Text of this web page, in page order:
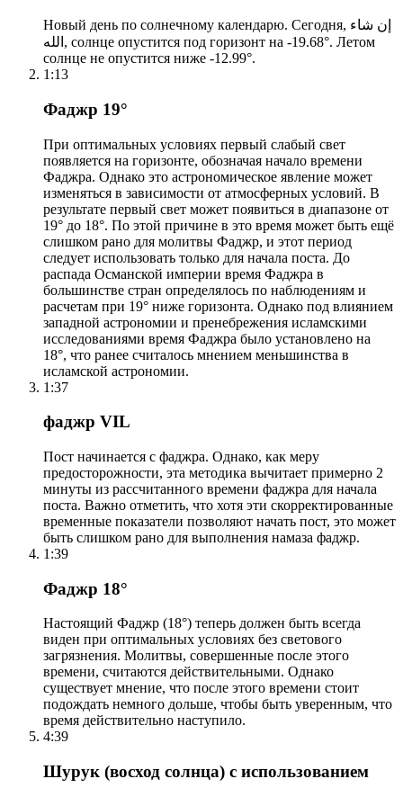
Новый день по солнечному календарю. Сегодня, إن شاء
الله, солнце опустится под горизонт на -19.68°. Летом
солнце не опустится ниже -12.99°.
1:13
Фаджр 19°
При оптимальных условиях первый слабый свет
появляется на горизонте, обозначая начало времени
Фаджра. Однако это астрономическое явление может
изменяться в зависимости от атмосферных условий. В
результате первый свет может появиться в диапазоне от
19° до 18°. По этой причине в это время может быть ещё
слишком рано для молитвы Фаджр, и этот период
следует использовать только для начала поста. До
распада Османской империи время Фаджра в
большинстве стран определялось по наблюдениям и
расчетам при 19° ниже горизонта. Однако под влиянием
западной астрономии и пренебрежения исламскими
исследованиями время Фаджра было установлено на
18°, что ранее считалось мнением меньшинства в
исламской астрономии.
1:37
фаджр VIL
Пост начинается с фаджра. Однако, как меру
предосторожности, эта методика вычитает примерно 2
минуты из рассчитанного времени фаджра для начала
поста. Важно отметить, что хотя эти скорректированные
временные показатели позволяют начать пост, это может
быть слишком рано для выполнения намаза фаджр.
1:39
Фаджр 18°
Настоящий Фаджр (18°) теперь должен быть всегда
виден при оптимальных условиях без светового
загрязнения. Молитвы, совершенные после этого
времени, считаются действительными. Однако
существует мнение, что после этого времени стоит
подождать немного дольше, чтобы быть уверенным, что
время действительно наступило.
4:39
Шурук (восход солнца) с использованием